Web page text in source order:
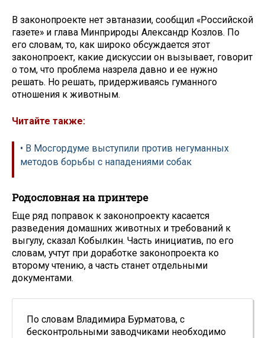
В законопроекте нет эвтаназии, сообщил «Российской
газете» и глава Минприроды Александр Козлов. По
его словам, то, как широко обсуждается этот
законопроект, какие дискуссии он вызывает, говорит
о том, что проблема назрела давно и ее нужно
решать. Но решать, придерживаясь гуманного
отношения к животным.
Читайте также:
• В Мосгордуме выступили против негуманных
методов борьбы с нападениями собак
Родословная на принтере
Еще ряд поправок к законопроекту касается
разведения домашних животных и требований к
выгулу, сказал Кобылкин. Часть инициатив, по его
словам, учтут при доработке законопроекта ко
второму чтению, а часть станет отдельными
документами.
По словам Владимира Бурматова, с
бесконтрольными заводчиками необходимо